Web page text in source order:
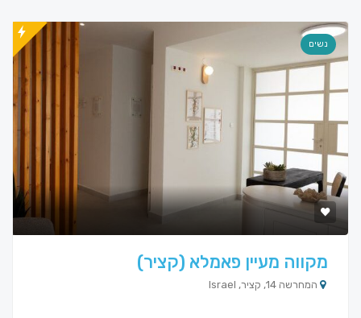
נשים
מקווה מעיין פאמלא (קציר)
המחרשה 14, קציר, Israel